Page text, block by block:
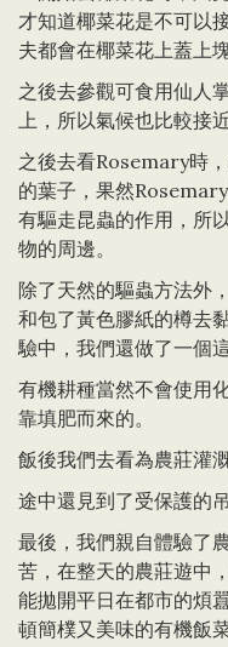
才知道椰菜花是不可以
夫都會在椰菜花上蓋上
之後去參觀可食用仙人
上，所以氣候也比較接
之後去看Rosemary時
的葉子，果然
有驅走昆蟲的作用，所
物的周邊。
除了天然的驅蟲方法外
和包了黃色膠紙的樽去
驗中，我們還做了一個
有機耕種當然不會使用
靠填肥而來的。
飯後我們去看為農莊灌
途中還見到了受保護的
最後，我們親自體驗了
苦，在整天的農莊遊中
能拋開平日在都市的煩
頓簡樸又美味的有機飯